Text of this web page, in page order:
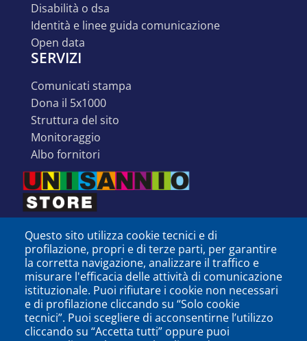
disabilità o dsa
identità e linee guida comunicazione
open data
SERVIZI
comunicati stampa
dona il 5x1000
struttura del sito
monitoraggio
albo fornitori
Questo sito utilizza cookie tecnici e di
profilazione, propri e di terze parti, per garantire
la corretta navigazione, analizzare il traffico e
misurare l'efficacia delle attività di comunicazione
istituzionale. Puoi rifiutare i cookie non necessari
e di profilazione cliccando su “Solo cookie
tecnici”. Puoi scegliere di acconsentirne l’utilizzo
cliccando su “Accetta tutti” oppure puoi